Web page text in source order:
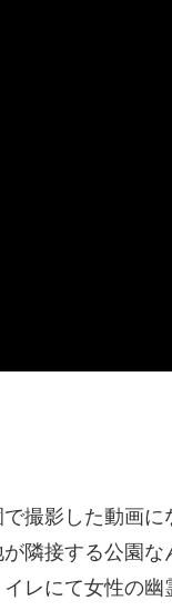
撮影した動画
隣接する公園
レにて女性の